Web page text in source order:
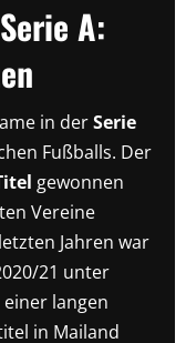
A:
in derSerie
Fußballs. Der
gewonnen
Vereine
Jahren war
21 unter
langen
in Mailand